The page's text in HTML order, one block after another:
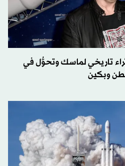
تاريخي لماسك وتحوُّل في
وبكين